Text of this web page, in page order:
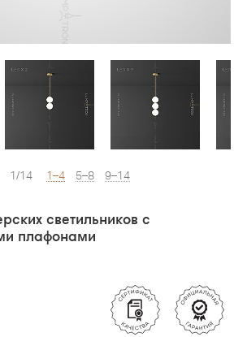
1/14 1–4 5–8 9–14
светильников с
плафонами